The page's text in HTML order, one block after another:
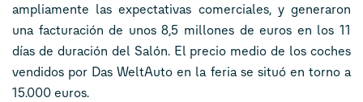
ampliamente las expectativas comerciales, y generaron
una facturación de unos 8,5 millones de euros en los 11
días de duración del Salón. El precio medio de los coches
vendidos por Das WeltAuto en la feria se situó en torno a
15.000 euros.